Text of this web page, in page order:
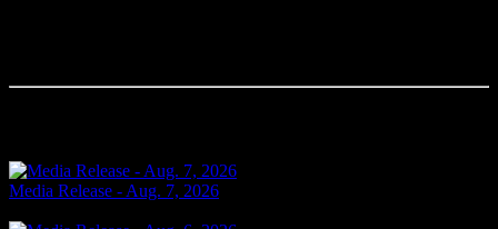
Media Release - Aug. 7, 2026